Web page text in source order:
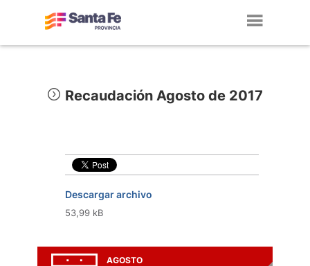
Recaudación Agosto de 2017
Descargar archivo
53,99 kB
AGOSTO